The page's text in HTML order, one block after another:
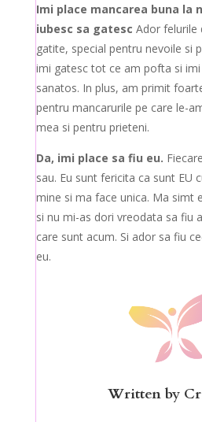
Imi place mancarea buna la
iubesc sa gatesc Ador felurile
gatite, special pentru nevoile si
imi gatesc tot ce am pofta si
sanatos. In plus, am primit
pentru mancarurile pe care le-
mea si pentru prieteni.
Da, imi place sa fiu eu.
sau. Eu sunt fericita ca sunt EU
mine si ma face unica. Ma simt
si nu mi-as dori vreodata sa fiu
care sunt acum. Si ador sa fiu
eu.
Written by